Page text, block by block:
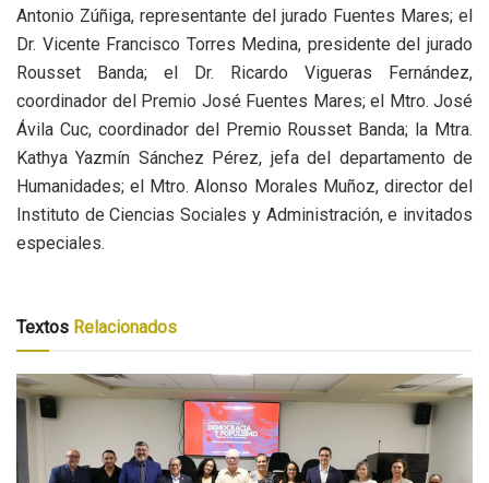
Antonio Zúñiga, representante del jurado Fuentes Mares; el
Dr. Vicente Francisco Torres Medina, presidente del jurado
Rousset Banda; el Dr. Ricardo Vigueras Fernández,
coordinador del Premio José Fuentes Mares; el Mtro. José
Ávila Cuc, coordinador del Premio Rousset Banda; la Mtra.
Kathya Yazmín Sánchez Pérez, jefa del departamento de
Humanidades; el Mtro. Alonso Morales Muñoz, director del
Instituto de Ciencias Sociales y Administración, e invitados
especiales.
Textos Relacionados